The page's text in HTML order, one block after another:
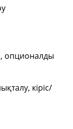
опционалды
кіріс/